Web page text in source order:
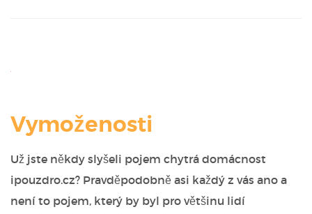
Vymoženosti
Už jste někdy slyšeli pojem chytrá domácnost
ipouzdro.cz? Pravděpodobně asi každý z vás ano a
není to pojem, který by byl pro většinu lidí